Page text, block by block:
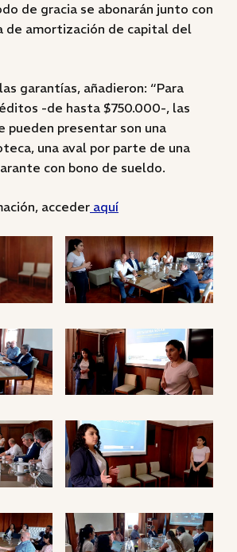
de gracia se abonarán junto con
de amortización de capital del
garantías, añadieron: “Para
-de hasta $750.000-, las
pueden presentar son una
una aval por parte de una
con bono de sueldo.
acceder aquí